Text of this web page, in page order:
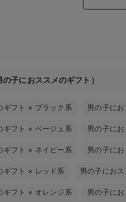
子におススメのギフト）
ギフト × ブラック系 男の子に
ギフト × ベージュ系 男の子に
ギフト × ネイビー系 男の子に
ギフト × レッド系 男の子にお
ギフト × オレンジ系 男の子に